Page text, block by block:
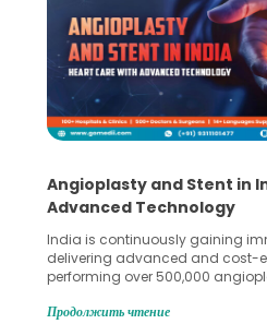
5 Essential Steps for
Collection and Processing
Human sperm collection and
in advanced reproductive
Fertilization (IVF) and
challenges and help couples
Продолжить чтение